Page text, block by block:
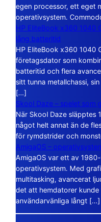
egen processor, ett eget
operativsystem.
HP EliteBook x360 1040
lång batteritid
HP EliteBook x360 1040
företagsdator som
batteritid och flera
sitt tunna metallchassi,
[…]
Skool Daze – spelet som
När Skool Daze släpptes
något helt annat än de
för rymdstrider och
AmigaOS –
AmigaOS var ett av
operativsystem. Med
multitasking, avancerat
det att hemdatorer
användarvänliga långt […]